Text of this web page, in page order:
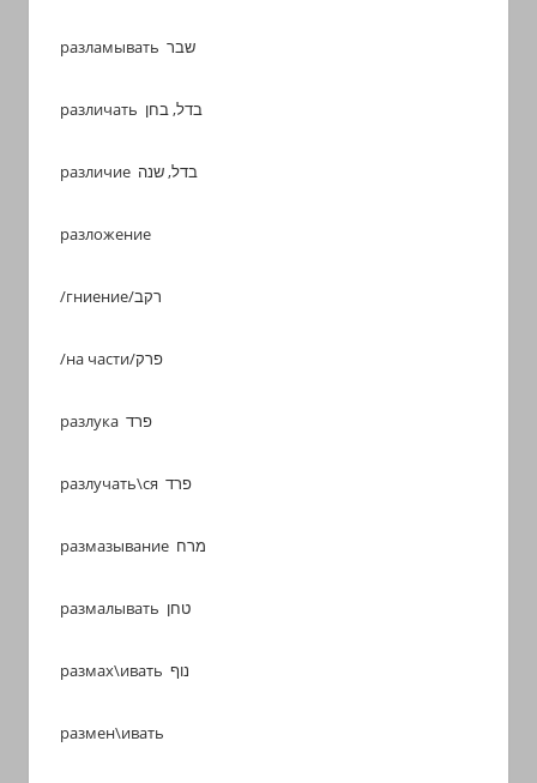
разламывать שבר
различать בדל, בחן
различие בדל, שנה
разложение
/гниение/רקב
/на части/פרק
разлука פרד
разлучать\ся פרד
размазывание מרח
размалывать טחן
размах\ивать נוף
размен\ивать